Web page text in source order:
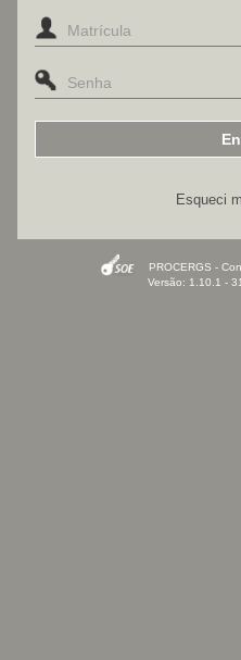
Esqueci
PROCERGS -
Versão: 1.10.1 -